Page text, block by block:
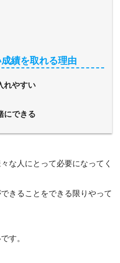
績を取れる理由
れやすい
にできる
な人にとって必要になってく
きることをできる限りやって
す。